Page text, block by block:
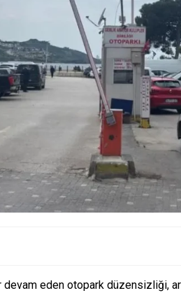
devam eden otopark düzensizliği,